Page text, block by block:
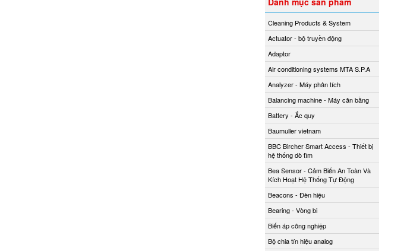
Cleaning Products & System
Actuator - bộ truyền động
Adaptor
Air conditioning systems MTA S.P.A
Analyzer - Máy phân tích
Balancing machine - Máy cân bằng
Battery - Ắc quy
Baumuller vietnam
BBC Bircher Smart Access - Thiết bị
hệ thống dò tìm
Bea Sensor - Cảm Biến An Toàn Và
Kích Hoạt Hệ Thống Tự Động
Beacons - Đèn hiệu
Bearing - Vòng bi
Biến áp công nghiệp
Bộ chia tín hiệu analog